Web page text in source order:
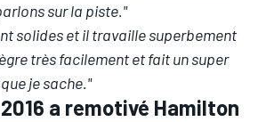
sur la piste."
solides et il travaille superbement
très facilement et fait un super
je sache."
a remotivé Hamilton